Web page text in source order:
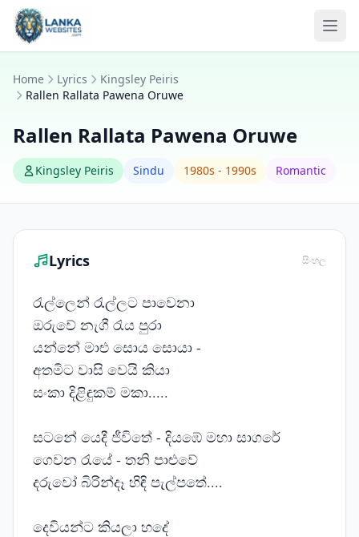
Skip to content
Home Lyrics
Kingsley Peiris
Rallen Rallata Pawena Oruwe
Rallen Rallata Pawena Oruwe
Kingsley Peiris Sindu 1980s - 1990s Romantic
Lyrics සිංහල
රැල්ලෙන් රැල්ලට පාවෙනා
ඔරුවේ නැගී රැය පුරා
යන්නේ මාළු සොය සොයා -
අතමිට වාසි වෙයි කියා
සංකා දිළිඳුකම් මකා.....
සටනේ යෙදී ජීවිතේ - දියඹේ මහා සාගරේ
ගෙවන රැයේ - තනි පාළුවේ
දරුවෝ බිරින්දෑ හිඳි පැල්පතේ....
දෙවියන්ට කියලා හදේ